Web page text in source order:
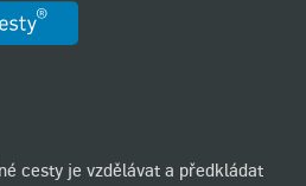
cesty je vzdělávat a předkládat